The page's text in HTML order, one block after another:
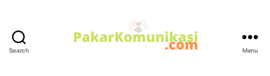
Search Menu